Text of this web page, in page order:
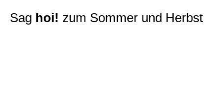
Sag hoi! zum Sommer und Herbst